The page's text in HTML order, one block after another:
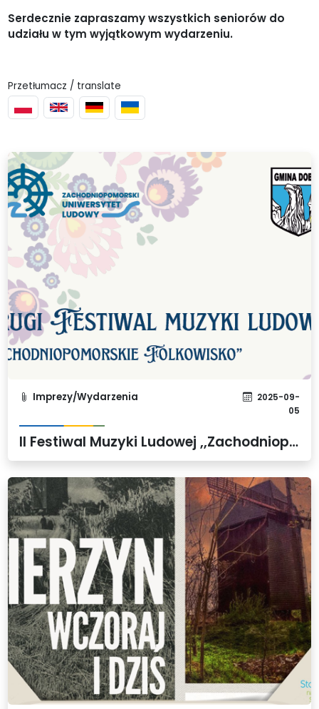
Serdecznie zapraszamy wszystkich seniorów do
udziału w tym wyjątkowym wydarzeniu.
Przetłumacz / translate
Imprezy/Wydarzenia
2025-09-
05
II Festiwal Muzyki Ludowej ,,Zachodniopomorskie Folkowisko''